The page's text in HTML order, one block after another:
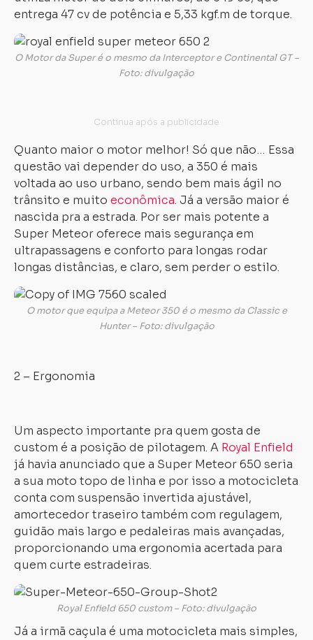
entrega 47 cv de potência e 5,33 kgf.m de torque.
O Motor da Super é o mesmo da Interceptor e Continental GT –
Foto: divulgação
Quanto maior o motor melhor! Só que não… Essa
questão vai depender do uso, a 350 é mais
voltada ao uso urbano, sendo bem mais ágil no
trânsito e muito econômica. Já a versão maior é
nascida pra a estrada. Por ser mais potente a
Super Meteor oferece mais segurança em
ultrapassagens e conforto para longas rodar
longas distâncias, e claro, sem perder o estilo.
O motor que equipa a Meteor 350 é o mesmo da Classic e
Hunter – Foto: divulgação
2 – Ergonomia
Um aspecto importante pra quem gosta de
custom é a posição de pilotagem. A Royal Enfield
já havia anunciado que a Super Meteor 650 seria
a sua moto topo de linha e por isso a motocicleta
conta com suspensão invertida ajustável,
amortecedor traseiro também com regulagem,
guidão mais largo e pedaleiras mais avançadas,
proporcionando uma ergonomia acertada para
quem curte estradeiras.
Royal Enfield 650 custom – Foto: divulgação
Já a irmã caçula é uma motocicleta mais simples,